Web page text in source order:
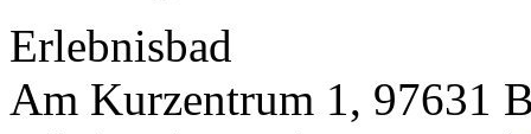
Erlebnisbad
Am Kurzentrum 1, 97631